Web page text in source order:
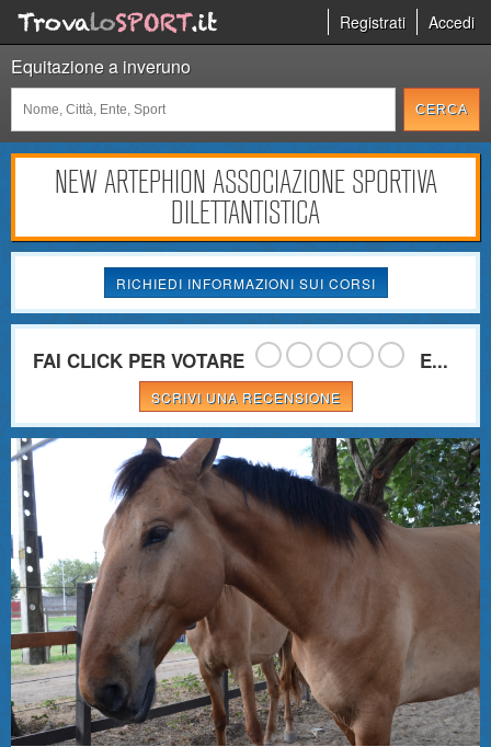
Registrati Accedi
Equitazione a inveruno
NEW ARTEPHION ASSOCIAZIONE SPORTIVA
DILETTANTISTICA
RICHIEDI INFORMAZIONI SUI CORSI
FAI CLICK PER VOTARE E...
SCRIVI UNA RECENSIONE